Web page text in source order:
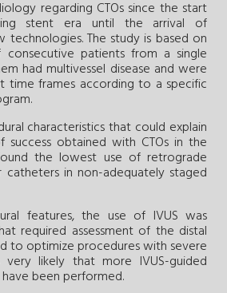
regarding CTOs since the start
stent era until the arrival of
The study is based on
patients from a single
had multivessel disease and were
time frames according to a specific
characteristics that could explain
obtained with CTOs in the
the lowest use of retrograde
catheters in non-adequately staged
features, the use of IVUS was
required assessment of the distal
to optimize procedures with severe
very likely that more IVUS-guided
been performed.